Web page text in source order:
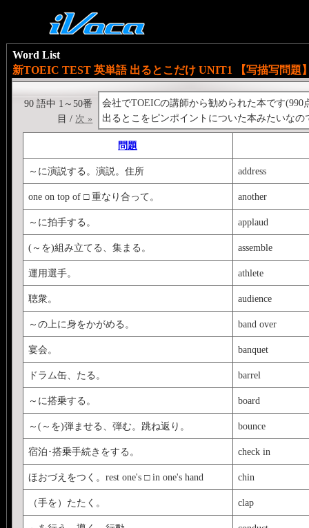
Word List
新TOEIC TEST 英単語 出るとこだけ UNIT1 【写描写問題
会社でTOEICの講師から勧められた本です(990
出るとこをピンポイントについた本みたいな
90 語中 1～50番
目 / 次 »
問題
～に演説する。演説。住所 address
one on top of □ 重なり合って。 another
～に拍手する。 applaud
(～を)組み立てる、集まる。 assemble
運用選手。 athlete
聴衆。 audience
～の上に身をかがめる。 band over
宴会。 banquet
ドラム缶、たる。 barrel
～に搭乗する。 board
～(～を)弾ませる、弾む。跳ね返り。 bounce
宿泊･搭乗手続きをする。 check in
ほおづえをつく。rest one's □ in one's hand chin
（手を）たたく。 clap